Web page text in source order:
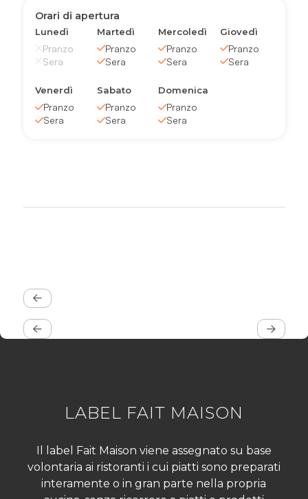
Orari di apertura
Lunedì
Pranzo
Sera
Martedì
Pranzo
Sera
Mercoledì
Pranzo
Sera
Giovedì
Pranzo
Sera
Venerdì
Pranzo
Sera
Sabato
Pranzo
Sera
Domenica
Pranzo
Sera
LABEL FAIT MAISON
Il label Fait Maison viene assegnato su base
volontaria ai ristoranti i cui piatti sono preparati
interamente o in gran parte nella propria